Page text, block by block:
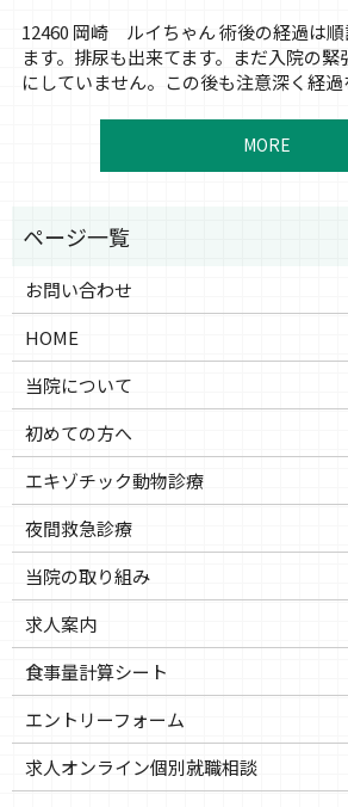
12460 岡崎 ルイちゃん 術後の経過は順
ます。排尿も出来てます。まだ入院の
にしていません。この後も注意深く経過
MORE
お問い合わせ
HOME
当院について
初めての方へ
エキゾチック動物診療
夜間救急診療
当院の取り組み
求人案内
食事量計算シート
エントリーフォーム
求人オンライン個別就職相談